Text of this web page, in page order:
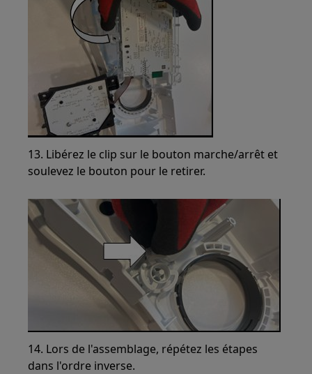
13. Libérez le clip sur le bouton marche/arrêt et
soulevez le bouton pour le retirer.
14. Lors de l'assemblage, répétez les étapes
dans l'ordre inverse.